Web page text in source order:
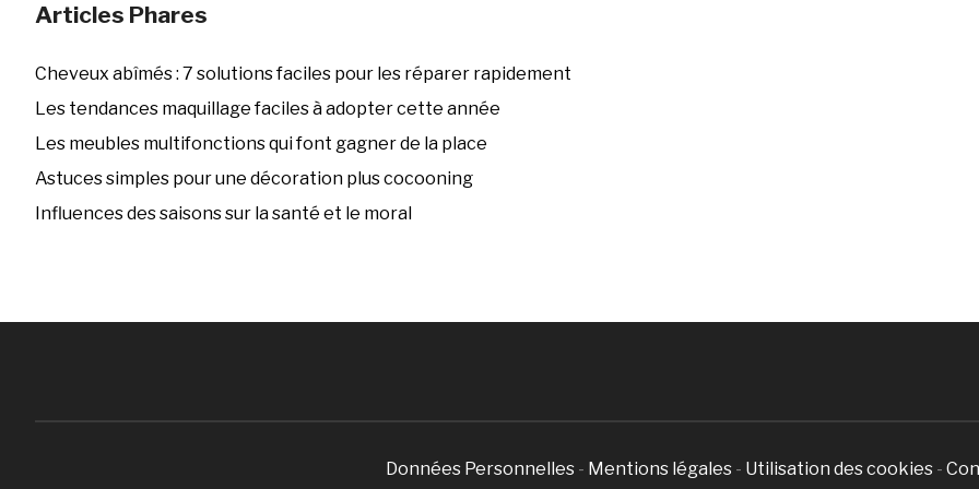
Articles Phares
Cheveux abîmés : 7 solutions faciles pour les réparer rapidement
Les tendances maquillage faciles à adopter cette année
Les meubles multifonctions qui font gagner de la place
Astuces simples pour une décoration plus cocooning
Influences des saisons sur la santé et le moral
Données Personnelles - Mentions légales - Utilisation des cookies -